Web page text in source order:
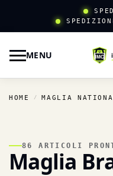
MENU
HOME / MAGLIA
86 ARTICOLI
Maglia